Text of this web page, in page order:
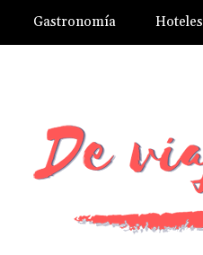
Gastronomía Hoteles